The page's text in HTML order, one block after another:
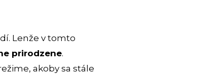
Lenže v tomto
prirodzene.
akoby sa stále